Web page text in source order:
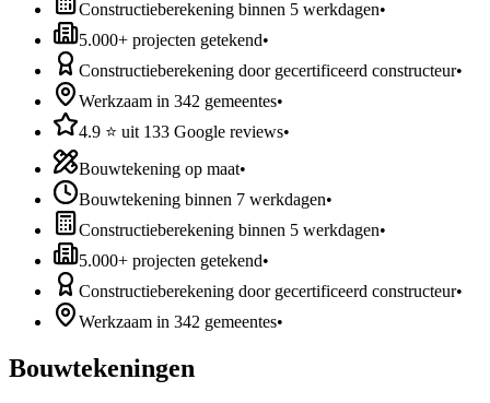
Constructieberekening binnen 5 werkdagen•
5.000+ projecten getekend•
Constructieberekening door gecertificeerd constructeur•
Werkzaam in 342 gemeentes•
4.9 ⭐ uit 133 Google reviews•
Bouwtekening op maat•
Bouwtekening binnen 7 werkdagen•
Constructieberekening binnen 5 werkdagen•
5.000+ projecten getekend•
Constructieberekening door gecertificeerd constructeur•
Werkzaam in 342 gemeentes•
Bouwtekeningen